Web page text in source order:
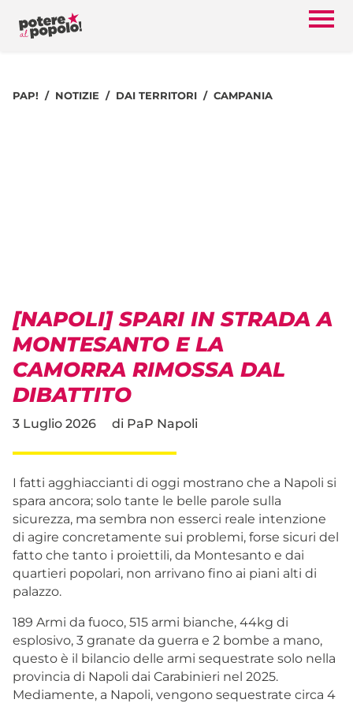
PAP! NOTIZIE DAI TERRITORI CAMPANIA
[NAPOLI] SPARI IN STRADA A
MONTESANTO E LA
CAMORRA RIMOSSA DAL
DIBATTITO
3 Luglio 2026 di PaP Napoli
I fatti agghiaccianti di oggi mostrano che a Napoli si
spara ancora; solo tante le belle parole sulla
sicurezza, ma sembra non esserci reale intenzione
di agire concretamente sui problemi, forse sicuri del
fatto che tanto i proiettili, da Montesanto e dai
quartieri popolari, non arrivano fino ai piani alti di
palazzo.
189 Armi da fuoco, 515 armi bianche, 44kg di
esplosivo, 3 granate da guerra e 2 bombe a mano,
questo è il bilancio delle armi sequestrate solo nella
provincia di Napoli dai Carabinieri nel 2025.
Mediamente, a Napoli, vengono sequestrate circa 4